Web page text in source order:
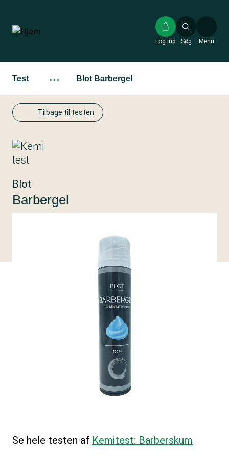
hovedindhold
Søg
Log ind Menu
Test ··· Blot Barbergel
Tilbage til testen
Blot
Barbergel
Se hele testen af Kemitest: Barberskum